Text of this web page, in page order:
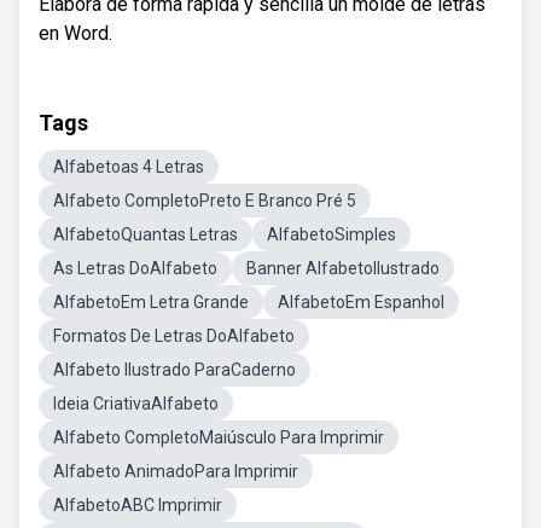
en Word.
Tags
Alfabetoas 4 Letras
Alfabeto CompletoPreto E Branco Pré 5
AlfabetoQuantas Letras
AlfabetoSimples
As Letras DoAlfabeto
Banner AlfabetoIlustrado
AlfabetoEm Letra Grande
AlfabetoEm Espanhol
Formatos De Letras DoAlfabeto
Alfabeto Ilustrado ParaCaderno
Ideia CriativaAlfabeto
Alfabeto CompletoMaiúsculo Para Imprimir
Alfabeto AnimadoPara Imprimir
AlfabetoABC Imprimir